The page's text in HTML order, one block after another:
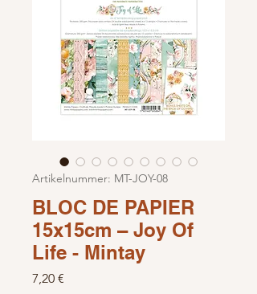
Artikelnummer: MT-JOY-08
BLOC DE PAPIER
15x15cm – Joy Of
Life - Mintay
7,20 €